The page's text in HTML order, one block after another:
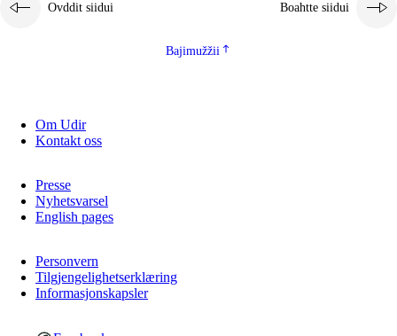
Ovddit siidui Boahtte siidui
Bajimužžii
Om Udir
Kontakt oss
Presse
Nyhetsvarsel
English pages
Personvern
Tilgjengelighetserklæring
Informasjonskapsler